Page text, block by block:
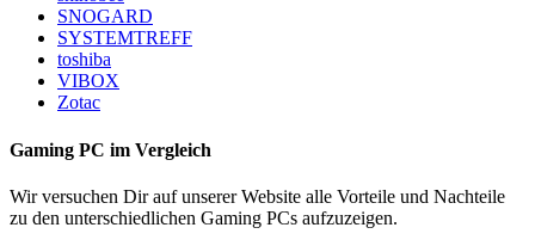
SNOGARD
SYSTEMTREFF
toshiba
VIBOX
Zotac
Gaming PC im Vergleich
Wir versuchen Dir auf unserer Website alle Vorteile und Nachteile
zu den unterschiedlichen Gaming PCs aufzuzeigen.